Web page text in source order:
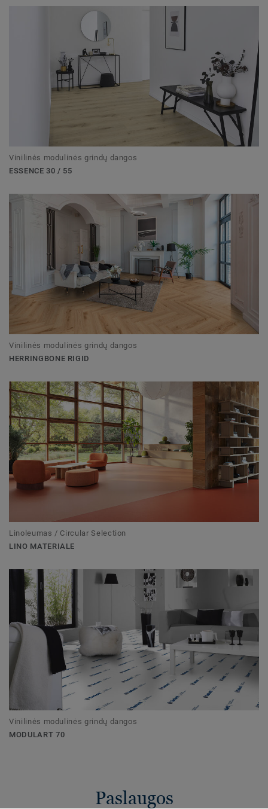
Vinilinės modulinės grindų dangos
ESSENCE 30 / 55
Vinilinės modulinės grindų dangos
HERRINGBONE RIGID
Linoleumas / Circular Selection
LINO MATERIALE
Vinilinės modulinės grindų dangos
MODULART 70
Paslaugos